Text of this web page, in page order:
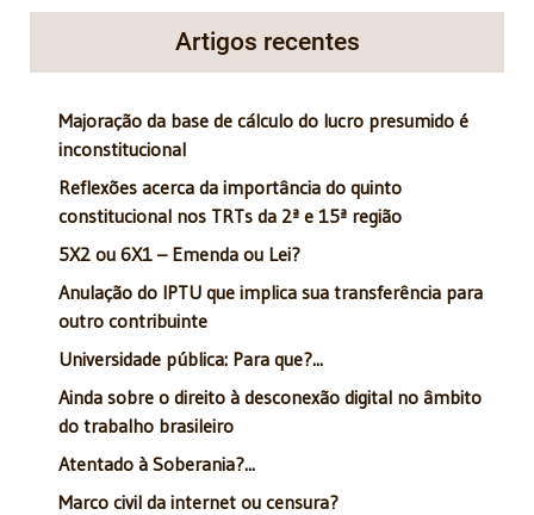
Artigos recentes
Majoração da base de cálculo do lucro presumido é
inconstitucional
Reflexões acerca da importância do quinto
constitucional nos TRTs da 2ª e 15ª região
5X2 ou 6X1 – Emenda ou Lei?
Anulação do IPTU que implica sua transferência para
outro contribuinte
Universidade pública: Para que?...
Ainda sobre o direito à desconexão digital no âmbito
do trabalho brasileiro
Atentado à Soberania?...
Marco civil da internet ou censura?